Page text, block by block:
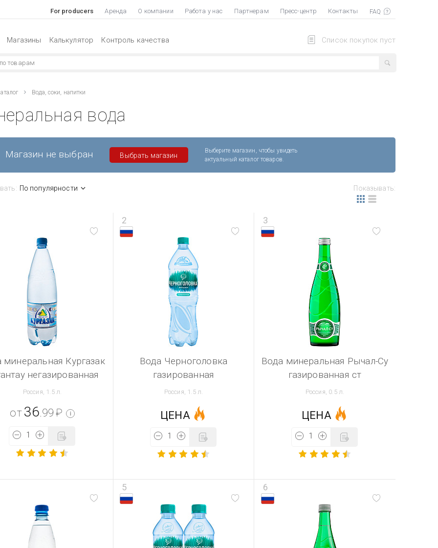
For producers Аренда О компании Работа у нас Партнерам Пресс-центр Контакты
Список покупок пуст
Магазины Калькулятор Контроль качества
Вода, соки, напитки
вода
Магазин не выбран Выбрать магазин
Выберите магазин, чтобы увидеть
актуальный каталог товаров.
По популярности Показывать:
минеральная Кургазак
негазированная
Россия, 1.5 л.
от 36 .99 ₽ i
2
Вода Черноголовка
газированная
Россия, 1.5 л.
ЦЕНА
3
Вода минеральная Рычал-Су
газированная ст
Россия, 0.5 л.
ЦЕНА
5 6